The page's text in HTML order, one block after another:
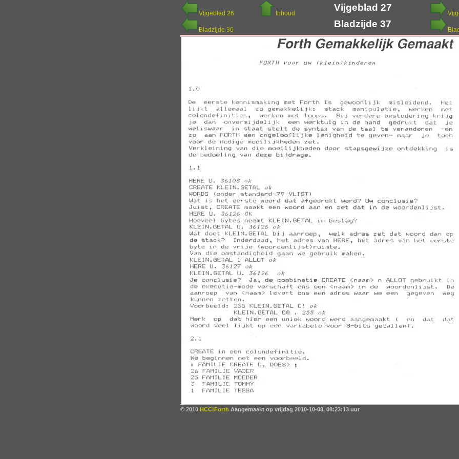
Vijgeblad 26 Inhoud
Vijgeblad 27
Bladzijde 36
Bladzijde 37
© 2010 HCC!Forth Aangemaakt op vrijdag 2010-10-08, 08:23:13 uur